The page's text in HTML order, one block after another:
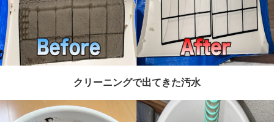
クリーニングで出てきた汚水